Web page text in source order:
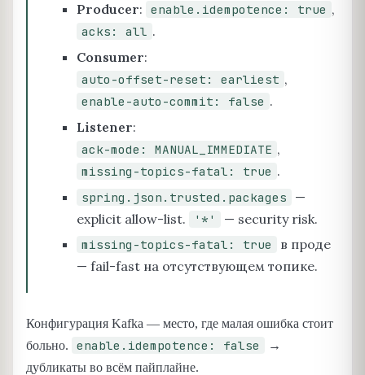
Producer: enable.idempotence: true ,
acks: all .
Consumer:
auto-offset-reset: earliest ,
enable-auto-commit: false .
Listener:
ack-mode: MANUAL_IMMEDIATE ,
missing-topics-fatal: true .
spring.json.trusted.packages
—
explicit allow-list.
'*' — security risk.
missing-topics-fatal: true
в проде
— fail-fast на отсутствующем топике.
Конфигурация Kafka — место, где малая ошибка стоит
больно.
enable.idempotence: false
→
дубликаты во всём пайплайне.